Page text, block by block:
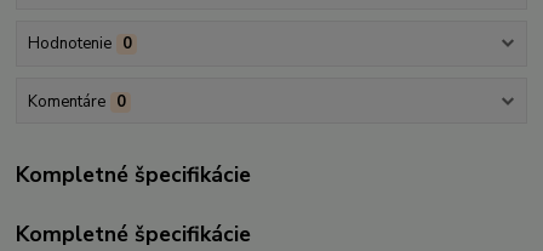
Hodnotenie 0
Komentáre 0
Kompletné špecifikácie
Kompletné špecifikácie